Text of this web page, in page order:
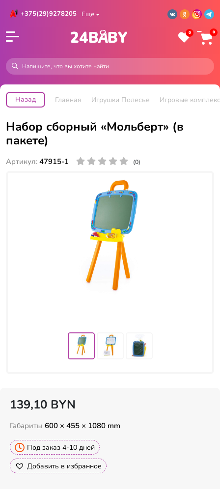
+375(29)9278205 Ещё
0 0
Назад Главная Игрушки Полесье Игровые
Набор сборный «Мольберт» (в
пакете)
Артикул: 47915-1 (0)
139,10 BYN
Габариты 600 × 455 × 1080 mm
Под заказ 4-10 дней
Добавить в избранное